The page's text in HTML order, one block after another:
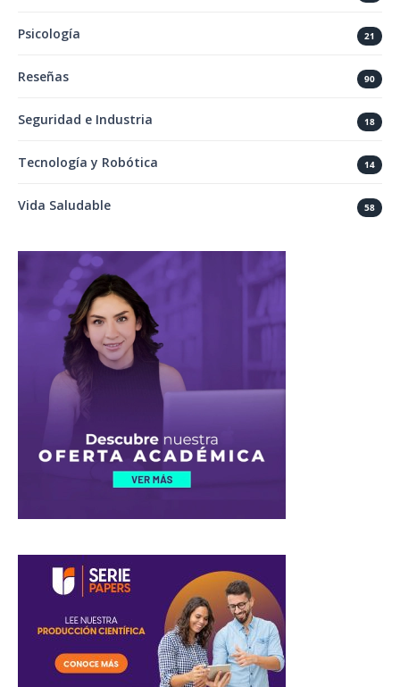
Psicología 21
Reseñas 90
Seguridad e Industria 18
Tecnología y Robótica 14
Vida Saludable 58